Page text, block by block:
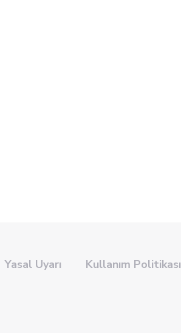
Yasal Uyarı
Kullanım Politikası